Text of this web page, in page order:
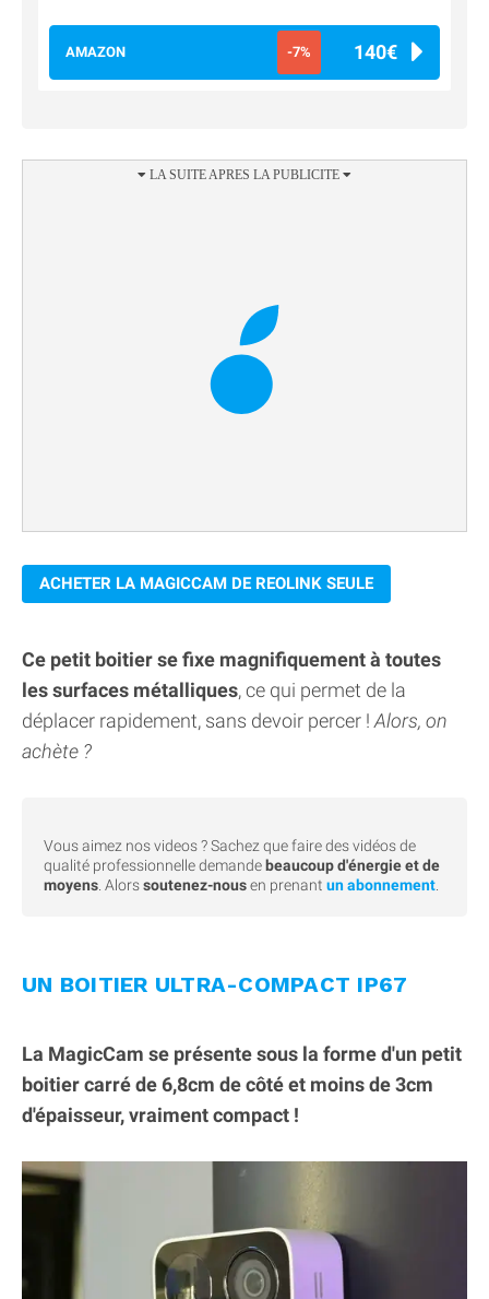
AMAZON -7% 140€
ACHETER LA MAGICCAM DE REOLINK SEULE
Ce petit boitier se fixe magnifiquement à toutes
les surfaces métalliques, ce qui permet de la
déplacer rapidement, sans devoir percer ! Alors, on
achète ?
Vous aimez nos videos ? Sachez que faire des vidéos de
qualité professionnelle demandebeaucoup d'énergie et de
moyens . Alorssoutenez-nousen prenant un abonnement
UN BOITIER ULTRA-COMPACT IP67
La MagicCam se présente sous la forme d'un petit
boitier carré de 6,8cm de côté et moins de 3cm
d'épaisseur, vraiment compact !